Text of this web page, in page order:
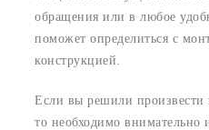
обращения или в любое
поможет определиться с
конструкцией.
Если вы решили произвести
то необходимо внимательно